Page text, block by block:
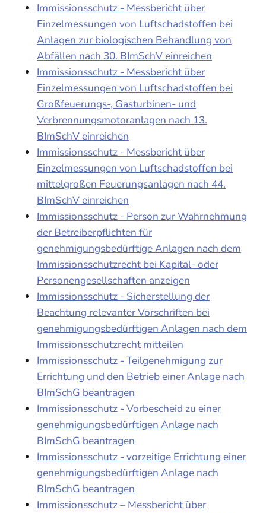
Immissionsschutz - Messbericht über
Einzelmessungen von Luftschadstoffen bei
Anlagen zur biologischen Behandlung von
Abfällen nach 30. BImSchV einreichen
Immissionsschutz - Messbericht über
Einzelmessungen von Luftschadstoffen bei
Großfeuerungs-, Gasturbinen- und
Verbrennungsmotoranlagen nach 13.
BImSchV einreichen
Immissionsschutz - Messbericht über
Einzelmessungen von Luftschadstoffen bei
mittelgroßen Feuerungsanlagen nach 44.
BImSchV einreichen
Immissionsschutz - Person zur Wahrnehmung
der Betreiberpflichten für
genehmigungsbedürftige Anlagen nach dem
Immissionsschutzrecht bei Kapital- oder
Personengesellschaften anzeigen
Immissionsschutz - Sicherstellung der
Beachtung relevanter Vorschriften bei
genehmigungsbedürftigen Anlagen nach dem
Immissionsschutzrecht mitteilen
Immissionsschutz - Teilgenehmigung zur
Errichtung und den Betrieb einer Anlage nach
BImSchG beantragen
Immissionsschutz - Vorbescheid zu einer
genehmigungsbedürftigen Anlage nach
BImSchG beantragen
Immissionsschutz - vorzeitige Errichtung einer
genehmigungsbedürftigen Anlage nach
BImSchG beantragen
Immissionsschutz – Messbericht über